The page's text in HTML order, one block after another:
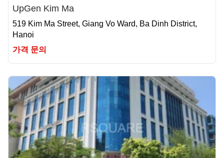
UpGen Kim Ma
519 Kim Ma Street, Giang Vo Ward, Ba Dinh District,
Hanoi
가격 문의